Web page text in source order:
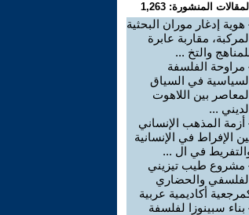
المقالات المنشورة: 1,263
هوية إدغار موران البحثية
مقاربة عابرة
والتخ ...
مراوحة الفلسفة
في السياق
بين اللاهوت
...
أزمة المذهب الإنساني
الإفراط في الإنسانية
في ال ...
مشروع طيب تيزيني
والحضاري
أكاديمية عربية
بناء سبينوزا لفلسفة